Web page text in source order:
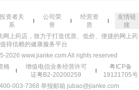
投资者关
系
公司荣
誉
经营资
质
友情链
接
上药店，致力于打造优质、低价、便捷的网上药
得信赖的健康服务平台
2026 www.jianke.com All rights reserved
格
增值电信业务经营许可
证粤B2-20200259
粤ICP备
19121705号
003-7368 举报邮箱 jubao@jianke.com